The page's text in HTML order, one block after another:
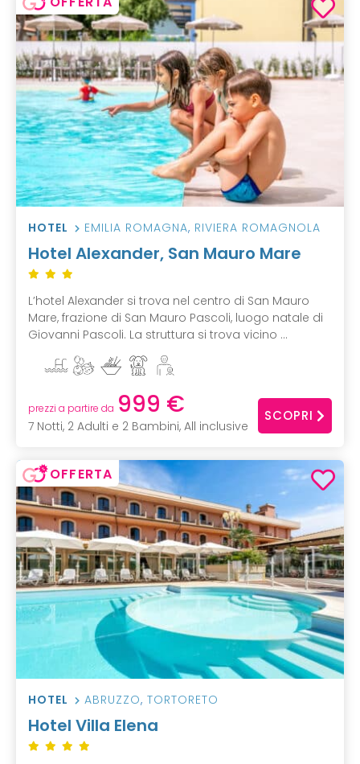
HOTEL EMILIA ROMAGNA, RIVIERA ROMAGNOLA
Hotel Alexander, San Mauro Mare
L’hotel Alexander si trova nel centro di San Mauro
Mare, frazione di San Mauro Pascoli, luogo natale di
Giovanni Pascoli. La struttura si trova vicino ...
prezzi a partire da 999 €
7 Notti, 2 Adulti e 2 Bambini, All inclusive
SCOPRI
OFFERTA
HOTEL ABRUZZO, TORTORETO
Hotel Villa Elena